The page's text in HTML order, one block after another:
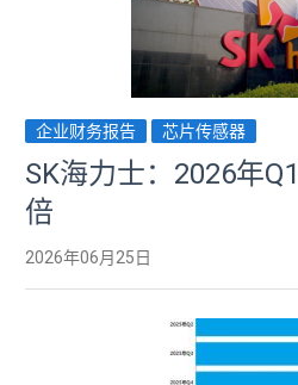
企业财务报告 芯片传感器
SK海力士：2026年
倍
2026年06月25日